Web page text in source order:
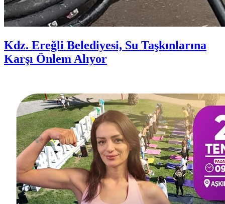
Kdz. Ereğli Belediyesi, Su Taşkınlarına
Karşı Önlem Alıyor